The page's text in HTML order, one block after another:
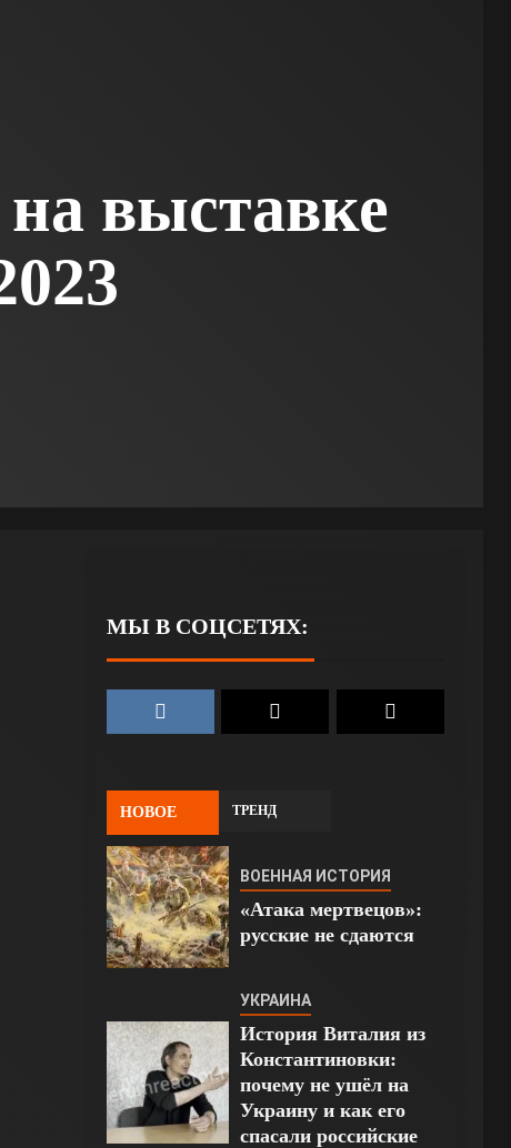
на выставке
МЫ В СОЦСЕТЯХ:
НОВОЕ ТРЕНД
ВОЕННАЯ ИСТОРИЯ
«Атака мертвецов»:
русские не сдаются
УКРАИНА
История Виталия из
Константиновки:
почему не ушёл на
Украину и как его
спасали российские